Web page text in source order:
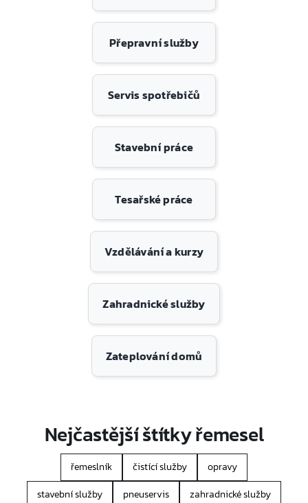
Přepravní služby
Servis spotřebičů
Stavební práce
Tesařské práce
Vzdělávání a kurzy
Zahradnické služby
Zateplování domů
Nejčastější štítky řemesel
řemeslník čistící služby
opravy
stavební služby
pneuservis
zahradnické služby